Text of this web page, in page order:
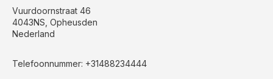
Vuurdoornstraat 46
4043NS, Opheusden
Nederland
Telefoonnummer: +31488234444